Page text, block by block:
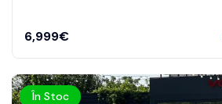
6,999€
În Stoc